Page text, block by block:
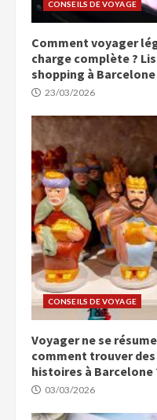
CONSEILS DE VOYAGE
Comment voyager
charge complète ?
shopping à Barcelone
23/03/2026
CONSEILS DE VOYAGE
Voyager ne se
comment trouver
histoires à Barcelone
03/03/2026